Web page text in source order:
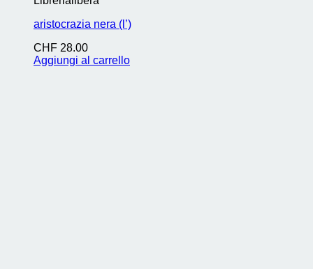
aristocrazia nera (l’)
CHF 28.00
Aggiungi al carrello